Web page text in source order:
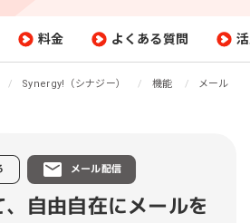
料金 よくある質問
Synergy!（シナジー） 機能
メール
メール配信
自由自在にメールを